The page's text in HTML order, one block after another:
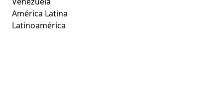
América Latina
Latinoamérica